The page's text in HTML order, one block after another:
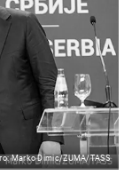
Marko Dimic/ZUMA/TASS